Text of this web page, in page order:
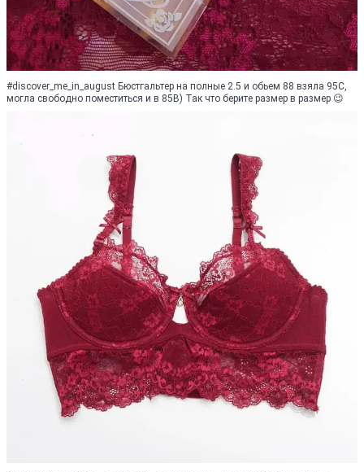
#discover_me_in_august Бюстгальтер на полные 2.5 и обьем 88 взяла 95С,
могла свободно поместиться и в 85В) Так что берите размер в размер 😉